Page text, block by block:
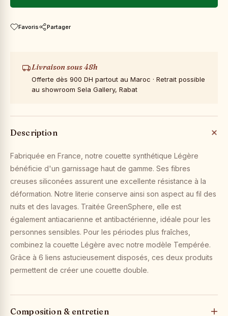
Favoris Partager
Livraison sous 48h
Offerte dès 900 DH partout au Maroc · Retrait possible
au showroom Sela Gallery, Rabat
Description
Fabriquée en France, notre couette synthétique Légère
bénéficie d'un garnissage haut de gamme. Ses fibres
creuses siliconées assurent une excellente résistance à la
déformation. Notre literie conserve ainsi son aspect au fil des
nuits et des lavages. Traitée GreenSphere, elle est
également antiacarienne et antibactérienne, idéale pour les
personnes sensibles. Pour les périodes plus fraîches,
combinez la couette Légère avec notre modèle Tempérée.
Grâce à 6 liens astucieusement disposés, ces deux produits
permettent de créer une couette double.
Composition & entretien